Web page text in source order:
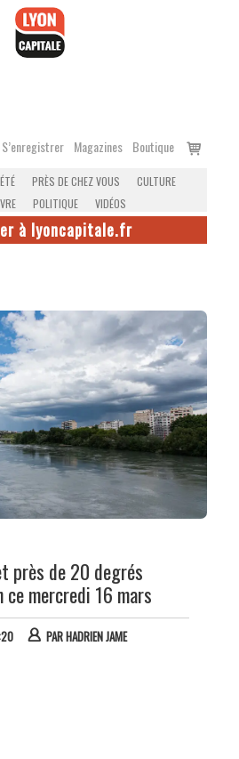
S’enregistrer Magazines Boutique
Voir
PRÈS DE CHEZ VOUS
CULTURE
POLITIQUE VIDÉOS
à lyoncapitale.fr
près de 20 degrés
ce mercredi 16 mars
PARHADRIEN JAME